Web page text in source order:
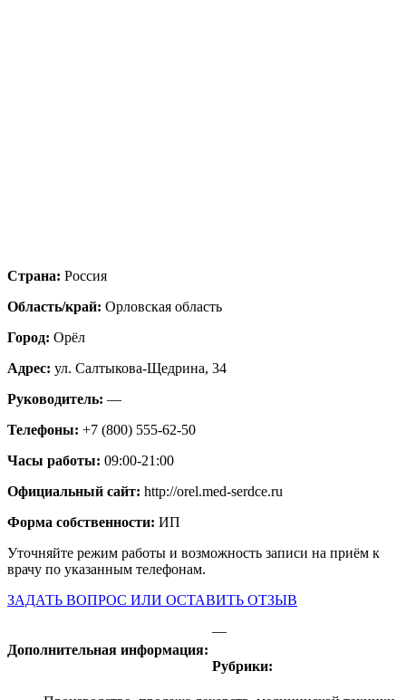
Страна: Россия
Область/край: Орловская область
Город: Орёл
Адрес: ул. Салтыкова-Щедрина, 34
Руководитель: —
Телефоны: +7 (800) 555-62-50
Часы работы: 09:00-21:00
Официальный сайт: http://orel.med-serdce.ru
Форма собственности: ИП
Уточняйте режим работы и возможность записи на приём к
врачу по указанным телефонам.
ЗАДАТЬ ВОПРОС ИЛИ ОСТАВИТЬ ОТЗЫВ
Дополнительная информация:
—
Рубрики: